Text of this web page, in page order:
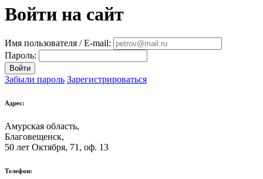
Войти на сайт
Имя пользователя / E-mail:
Пароль:
Войти
Забыли пароль Зарегистрироваться
Адрес:
Амурская область,
Благовещенск,
50 лет Октября, 71, оф. 13
Телефон: